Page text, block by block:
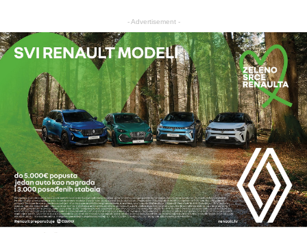
- Advertisement -